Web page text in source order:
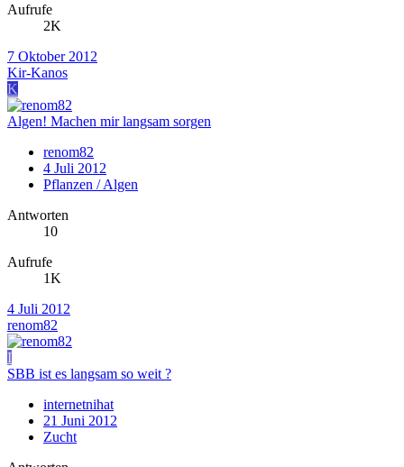
Aufrufe
2K
7 Oktober 2012
Kir-Kanos
K
Algen! Machen mir langsam sorgen
renom82
4 Juli 2012
Pflanzen / Algen
Antworten
10
Aufrufe
1K
4 Juli 2012
renom82
I
SBB ist es langsam so weit ?
internetnihat
21 Juni 2012
Zucht